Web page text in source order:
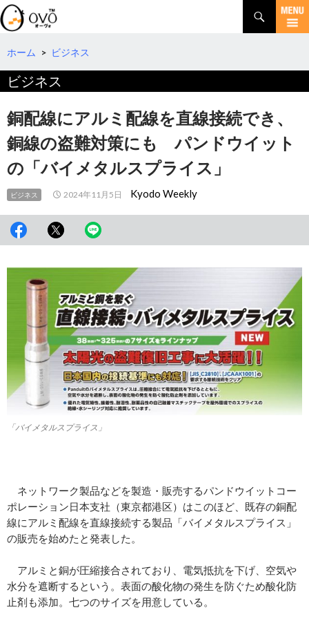
検
索
コ
テ
へ
動
ホーム > ビジネス
ビジネス
銅配線にアルミ配線を直線接続でき、
銅線の盗難対策にも パンドウイット
の「バイメタルスプライス」
ビジネス 2024年11月5日 Kyodo Weekly
「バイメタルスプライス」
ネットワーク製品などを製造・販売するパンドウイットコー
ポレーション日本支社（東京都港区）はこのほど、既存の銅配
線にアルミ配線を直線接続する製品「バイメタルスプライス」
の販売を始めたと発表した。
アルミと銅が圧縮接合されており、電気抵抗を下げ、空気や
水分を遮断するという。表面の酸化物の発生を防ぐため酸化防
止剤も添加。七つのサイズを用意している。